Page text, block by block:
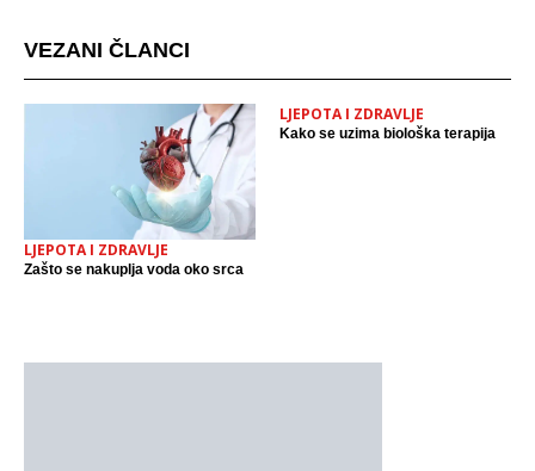
VEZANI ČLANCI
LJEPOTA I ZDRAVLJE
Zašto se nakuplja voda oko srca
LJEPOTA I ZDRAVLJE
Kako se uzima biološka terapija